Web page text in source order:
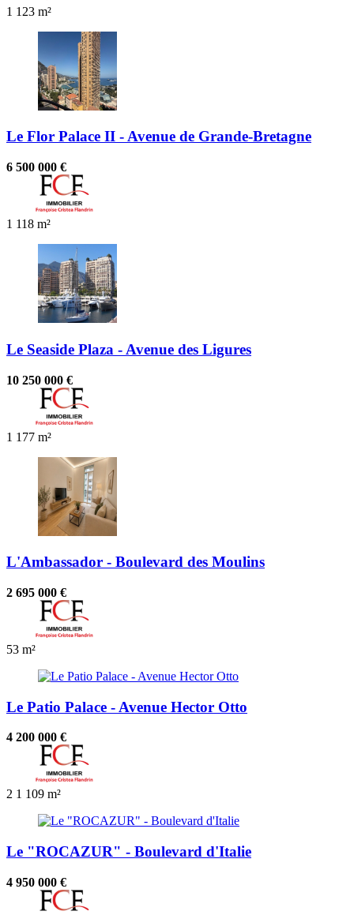
1 123 m²
Le Flor Palace II - Avenue de Grande-Bretagne
6 500 000 €
1 118 m²
Le Seaside Plaza - Avenue des Ligures
10 250 000 €
1 177 m²
L'Ambassador - Boulevard des Moulins
2 695 000 €
53 m²
Le Patio Palace - Avenue Hector Otto
4 200 000 €
2 1 109 m²
Le "ROCAZUR" - Boulevard d'Italie
4 950 000 €